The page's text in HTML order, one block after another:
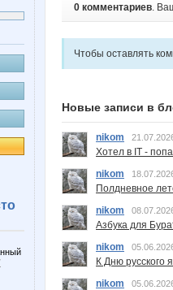
0 комментариев.
Чтобы оставлять
Новые записи в
nikom
Хотел в IT -
nikom
Полдневное
nikom
Азбука для
nikom
К Дню русского
nikom